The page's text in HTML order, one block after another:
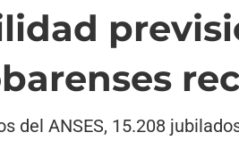
del ANSES, 15.208